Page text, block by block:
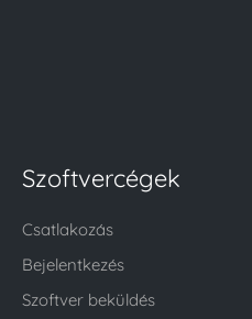
Szoftvercégek
Csatlakozás
Bejelentkezés
Szoftver beküldés